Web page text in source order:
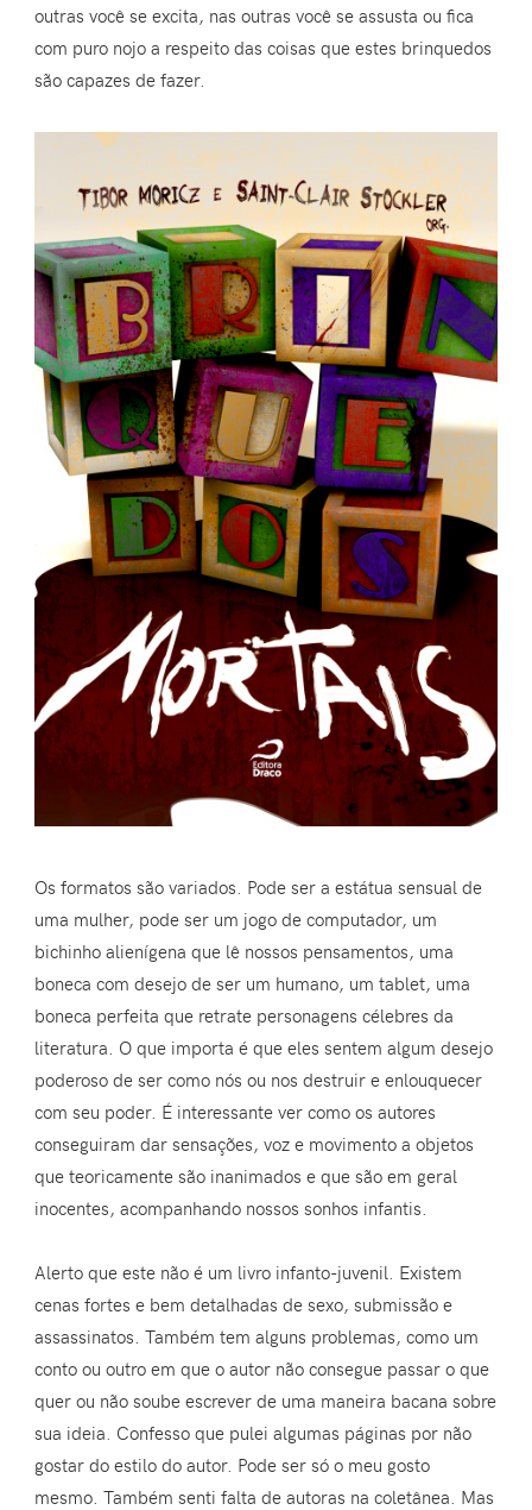
outras você se excita, nas outras você se assusta ou fica
com puro nojo a respeito das coisas que estes brinquedos
são capazes de fazer.
Os formatos são variados. Pode ser a estátua sensual de
uma mulher, pode ser um jogo de computador, um
bichinho alienígena que lê nossos pensamentos, uma
boneca com desejo de ser um humano, um tablet, uma
boneca perfeita que retrate personagens célebres da
literatura. O que importa é que eles sentem algum desejo
poderoso de ser como nós ou nos destruir e enlouquecer
com seu poder. É interessante ver como os autores
conseguiram dar sensações, voz e movimento a objetos
que teoricamente são inanimados e que são em geral
inocentes, acompanhando nossos sonhos infantis.
Alerto que este não é um livro infanto-juvenil. Existem
cenas fortes e bem detalhadas de sexo, submissão e
assassinatos. Também tem alguns problemas, como um
conto ou outro em que o autor não consegue passar o que
quer ou não soube escrever de uma maneira bacana sobre
sua ideia. Confesso que pulei algumas páginas por não
gostar do estilo do autor. Pode ser só o meu gosto
mesmo. Também senti falta de autoras na coletânea. Mas